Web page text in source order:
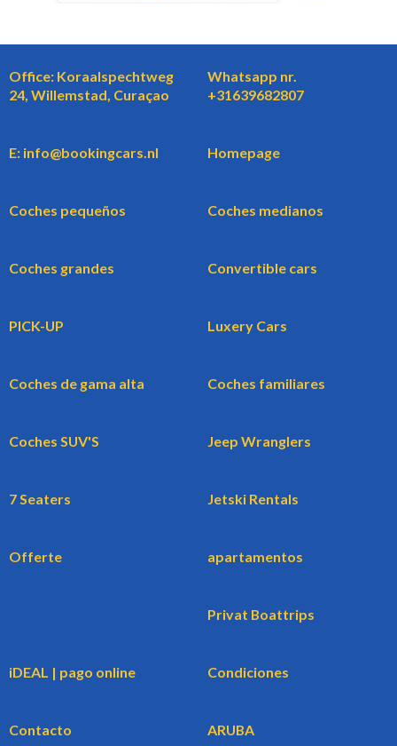
Office: Koraalspechtweg
24, Willemstad, Curaçao
Whatsapp nr.
+31639682807
E: info@bookingcars.nl Homepage
Coches pequeños Coches medianos
Coches grandes Convertible cars
PICK-UP Luxery Cars
Coches de gama alta Coches familiares
Coches SUV'S Jeep Wranglers
7 Seaters Jetski Rentals
Offerte apartamentos
Privat Boattrips
iDEAL | pago online Condiciones
Contacto ARUBA